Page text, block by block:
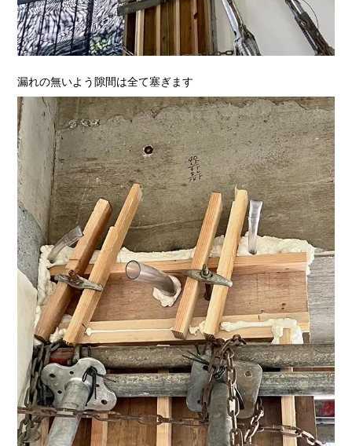
漏れの無いよう隙間は全て塞ぎます